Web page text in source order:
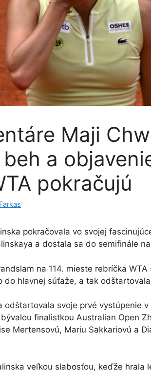
Maji
beh a
pokračujú
pokračovala vo svojej
a dostala sa do semifinále
na 114. mieste rebríčka
do hlavnej súťaže, a tak
odštartovala svoje prvé vystúpenie
finalistkou Australian Open
Mertensovú, Mariu Sakkariovú a
veľkou slabosťou, keďže hrala